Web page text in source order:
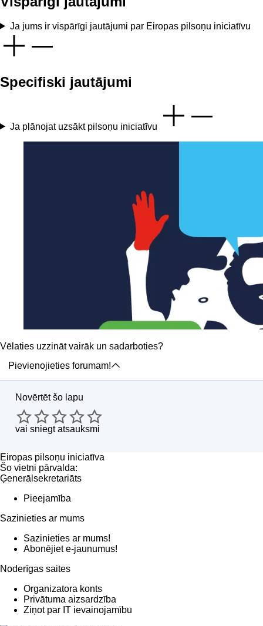
Ja jums ir vispārīgi jautājumi par Eiropas pilsoņu iniciatīvu
Specifiski jautājumi
Ja plānojat uzsākt pilsoņu iniciatīvu
Vēlaties uzzināt vairāk un sadarboties?
Pievienojieties forumam!
Novērtēt šo lapu
vai sniegt atsauksmi
Eiropas pilsoņu iniciatīva
Šo vietni pārvalda:
Ģenerālsekretariāts
Pieejamība
Sazinieties ar mums
Sazinieties ar mums!
Abonējiet e-jaunumus!
Noderīgas saites
Organizatora konts
Privātuma aizsardzība
Ziņot par IT ievainojamību